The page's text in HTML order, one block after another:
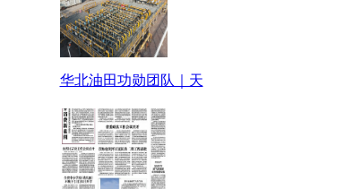
华北油田功勋团队｜天